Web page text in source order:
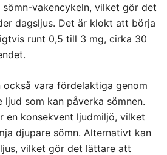
vakencykeln, vilket gör det
dagsljus. Det är klokt att börja
runt 0,5 till 3 mg, cirka 30
också vara fördelaktiga genom
som kan påverka sömnen.
en konsekvent ljudmiljö, vilket
djupare sömn. Alternativt kan
vilket gör det lättare att